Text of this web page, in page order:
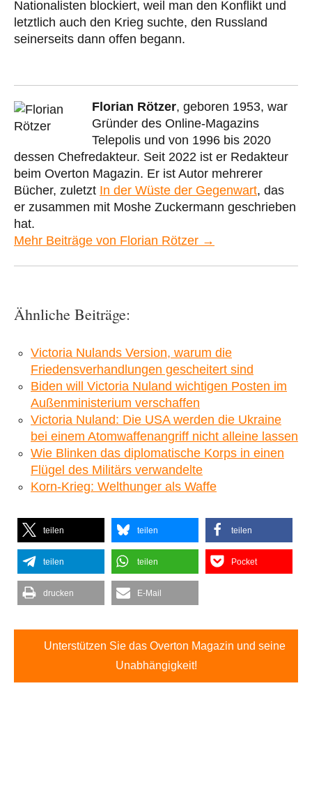
Nationalisten blockiert, weil man den Konflikt und
letztlich auch den Krieg suchte, den Russland
seinerseits dann offen begann.
Florian Rötzer, geboren 1953, war
Gründer des Online-Magazins
Telepolis und von 1996 bis 2020
dessen Chefredakteur. Seit 2022 ist er Redakteur
beim Overton Magazin. Er ist Autor mehrerer
Bücher, zuletzt In der Wüste der Gegenwart, das
er zusammen mit Moshe Zuckermann geschrieben
hat.
Mehr Beiträge von Florian Rötzer →
Ähnliche Beiträge:
Victoria Nulands Version, warum die
Friedensverhandlungen gescheitert sind
Biden will Victoria Nuland wichtigen Posten im
Außenministerium verschaffen
Victoria Nuland: Die USA werden die Ukraine
bei einem Atomwaffenangriff nicht alleine lassen
Wie Blinken das diplomatische Korps in einen
Flügel des Militärs verwandelte
Korn-Krieg: Welthunger als Waffe
teilen teilen teilen
teilen teilen Pocket
drucken E-Mail
Unterstützen Sie das Overton Magazin und seine
Unabhängigkeit!